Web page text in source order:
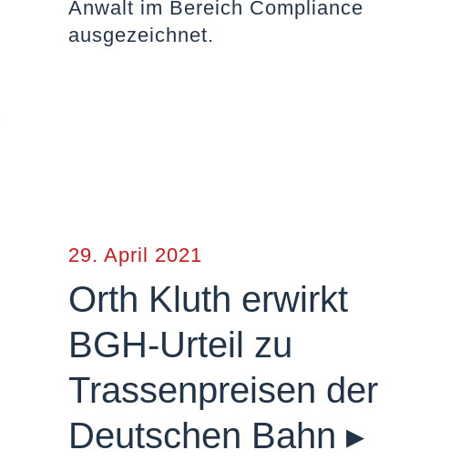
Anwalt im Bereich Compliance
ausgezeichnet.
29. April 2021
Orth Kluth erwirkt
BGH-Urteil zu
Trassenpreisen der
Deutschen Bahn ▸